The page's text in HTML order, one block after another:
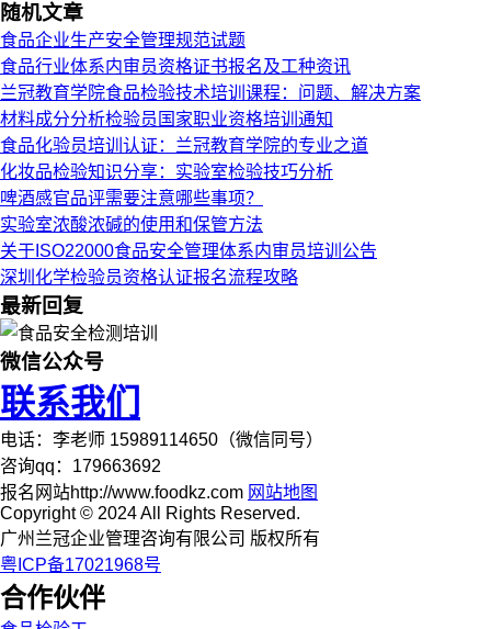
随机文章
食品企业生产安全管理规范试题
食品行业体系内审员资格证书报名及工种资讯
兰冠教育学院食品检验技术培训课程：问题、解决方案
材料成分分析检验员国家职业资格培训通知
食品化验员培训认证：兰冠教育学院的专业之道
化妆品检验知识分享：实验室检验技巧分析
啤酒感官品评需要注意哪些事项？
实验室浓酸浓碱的使用和保管方法
关于ISO22000食品安全管理体系内审员培训公告
深圳化学检验员资格认证报名流程攻略
最新回复
微信公众号
联系我们
电话：李老师 15989114650（微信同号）
咨询qq：179663692
报名网站http://www.foodkz.com 网站地图
Copyright © 2024 All Rights Reserved.
广州兰冠企业管理咨询有限公司 版权所有
粤ICP备17021968号
合作伙伴